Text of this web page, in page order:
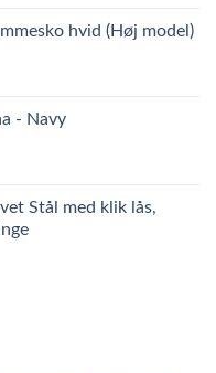
hvid (Høj model)
- Navy
Stål med klik lås,